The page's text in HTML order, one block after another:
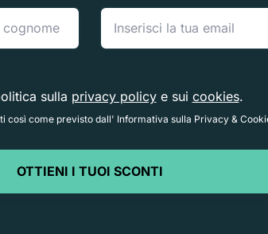
sulla privacy policye sui cookies.
così come previsto dall' Informativa sulla Privacy &
OTTIENI I TUOI SCONTI